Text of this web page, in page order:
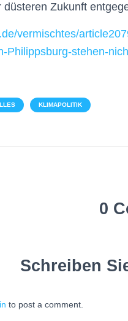
düsteren Zukunft
vermischtes/
Philippsburg-stehen-
KLIMAPOLITIK
0
Schreiben
to post a comment.